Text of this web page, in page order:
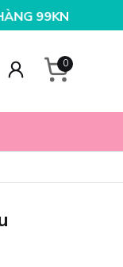
- GIẢM
0